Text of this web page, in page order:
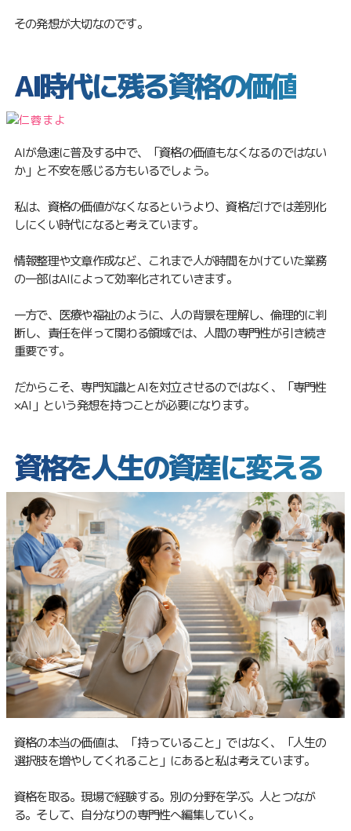
その発想が大切なのです。
AI時代に残る資格の価値
AIが急速に普及する中で、「資格の価値もなくなるのではない
か」と不安を感じる方もいるでしょう。
私は、資格の価値がなくなるというより、資格だけでは差別化
しにくい時代になると考えています。
情報整理や文章作成など、これまで人が時間をかけていた業務
の一部はAIによって効率化されていきます。
一方で、医療や福祉のように、人の背景を理解し、倫理的に判
断し、責任を伴って関わる領域では、人間の専門性が引き続き
重要です。
だからこそ、専門知識とAIを対立させるのではなく、「専門性
×AI」という発想を持つことが必要になります。
資格を人生の資産に変える
資格の本当の価値は、「持っていること」ではなく、「人生の
選択肢を増やしてくれること」にあると私は考えています。
資格を取る。現場で経験する。別の分野を学ぶ。人とつなが
る。そして、自分なりの専門性へ編集していく。